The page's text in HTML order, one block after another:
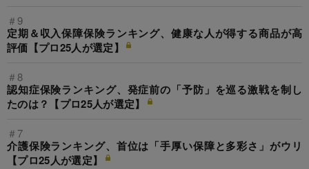
＃9
定期＆収入保障保険ランキング、健康な人が得する商品が高
評価【プロ25人が選定】
＃8
認知症保険ランキング、発症前の「予防」を巡る激戦を制し
たのは？【プロ25人が選定】
＃7
介護保険ランキング、首位は「手厚い保障と多彩さ」がウリ
【プロ25人が選定】